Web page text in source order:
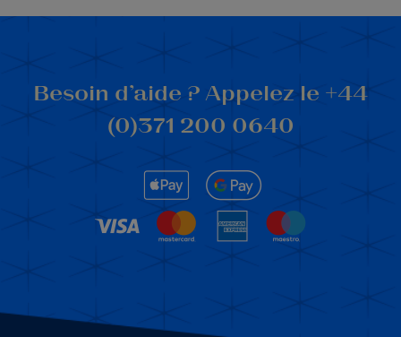
Besoin d’aide ? Appelez le +44
(0)371 200 0640